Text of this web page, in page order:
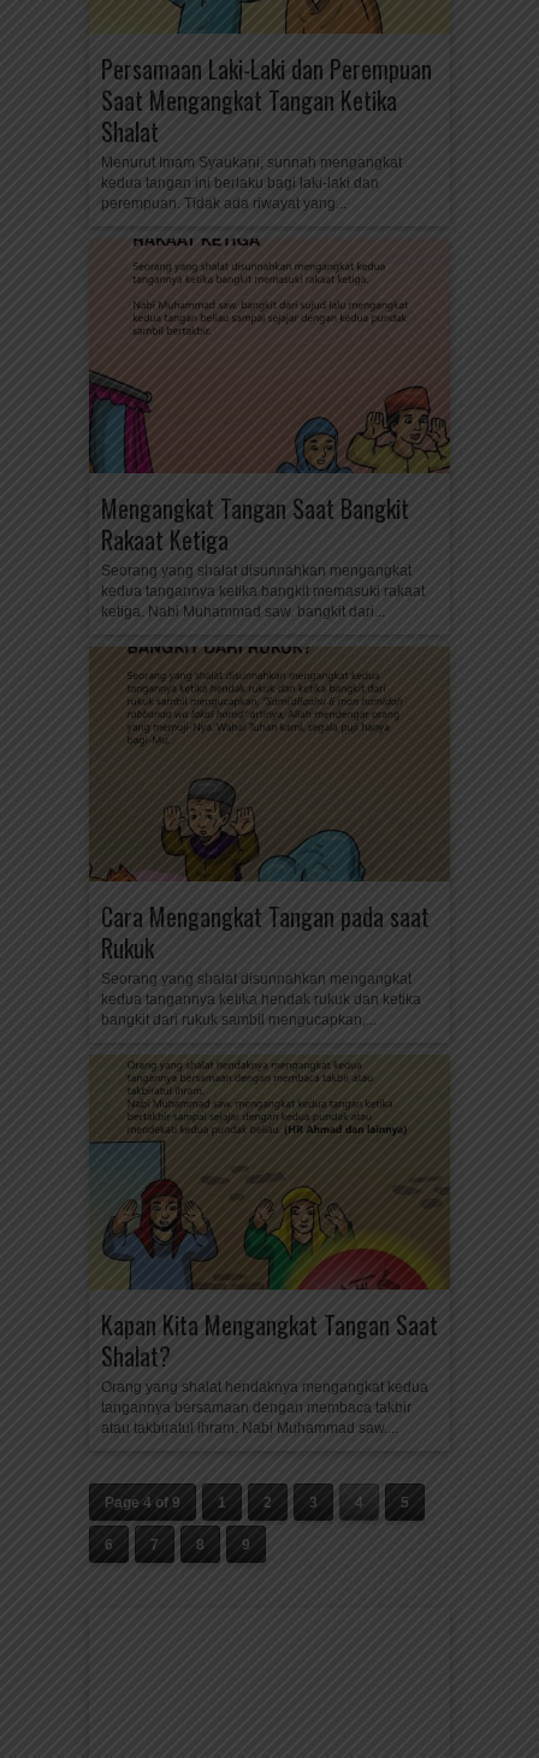
Persamaan Laki-Laki dan Perempuan
Saat Mengangkat Tangan Ketika
Shalat
Menurut Imam Syaukani, sunnah mengangkat
kedua tangan ini berlaku bagi laki-laki dan
perempuan. Tidak ada riwayat yang...
Mengangkat Tangan Saat Bangkit
Rakaat Ketiga
Seorang yang shalat disunnahkan mengangkat
kedua tangannya ketika bangkit memasuki rakaat
ketiga. Nabi Muhammad saw. bangkit dari...
Cara Mengangkat Tangan pada saat
Rukuk
Seorang yang shalat disunnahkan mengangkat
kedua tangannya ketika hendak rukuk dan ketika
bangkit dari rukuk sambil mengucapkan,...
Kapan Kita Mengangkat Tangan Saat
Shalat?
Orang yang shalat hendaknya mengangkat kedua
tangannya bersamaan dengan membaca takbir
atau takbiratul ihram. Nabi Muhammad saw....
Page 4 of 9 1 2 3 4 5
6 7 8 9